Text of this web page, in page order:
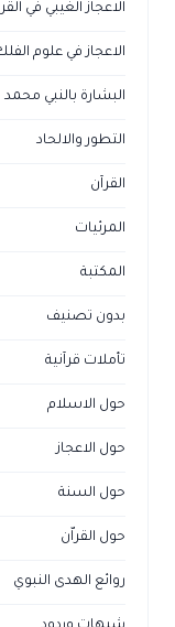
الاعجاز الغيبي في
الاعجاز في علوم
البشارة بالنبي محمد
التطور والالحاد
القرآن
المرئيات
المكتبة
بدون تصنيف
تأملات قرآنية
حول الاسلام
حول الاعجاز
حول السنة
حول القراّن
روائع الهدى النبوي